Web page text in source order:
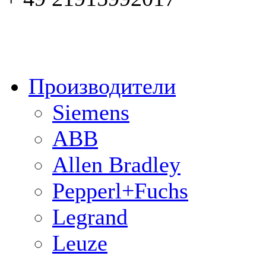
Производители
Siemens
ABB
Allen Bradley
Pepperl+Fuchs
Legrand
Leuze